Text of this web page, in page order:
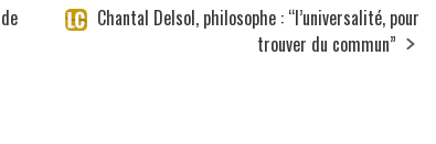
Chantal Delsol, philosophe : “l’universalité, pour
trouver du commun”